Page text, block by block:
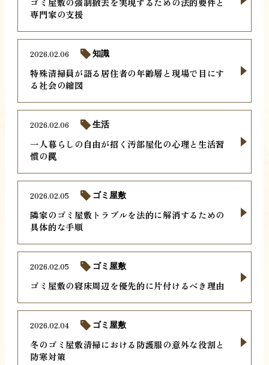
専門家の支援
特殊清掃員が語る居住者の年齢層と現場で目にす
る社会の縮図
2026.02.06 知識
一人暮らしの自由が招く汚部屋化の心理と生活習
慣の罠
2026.02.06 生活
隣家のゴミ屋敷トラブルを法的に解消するための
具体的な手順
2026.02.05 ゴミ屋敷
ゴミ屋敷の寝床周辺を優先的に片付けるべき理由
2026.02.05 ゴミ屋敷
冬のゴミ屋敷清掃における防護服の意外な役割と
防寒対策
2026.02.04 ゴミ屋敷